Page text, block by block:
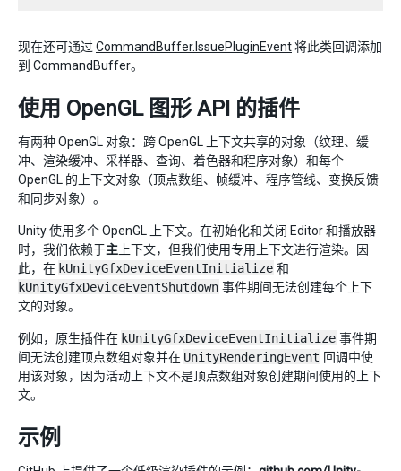
现在还可通过 CommandBuffer.IssuePluginEvent将此类回调添加
到 CommandBuffer。
使用 OpenGL 图形 API 的插件
有两种 OpenGL 对象：跨 OpenGL 上下文共享的对象（纹理、缓
冲、渲染缓冲、采样器、查询、着色器和程序对象）和每个
OpenGL 的上下文对象（顶点数组、帧缓冲、程序管线、变换反馈
和同步对象）。
Unity 使用多个 OpenGL 上下文。在初始化和关闭 Editor 和播放器
时，我们依赖于主 上下文，但我们使用专用上下文进行渲染。因
此，在 kUnityGfxDeviceEventInitialize 和
kUnityGfxDeviceEventShutdown 事件期间无法创建每个上下
文的对象。
例如，原生插件在 kUnityGfxDeviceEventInitialize 事件期
间无法创建顶点数组对象并在 UnityRenderingEvent 回调中使
用该对象，因为活动上下文不是顶点数组对象创建期间使用的上下
文。
示例